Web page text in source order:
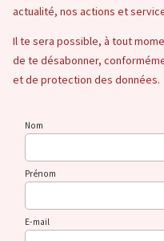
actualité, nos actions et
Il te sera possible, à tout
de te désabonner,
et de protection des données.
Nom
Prénom
E-mail